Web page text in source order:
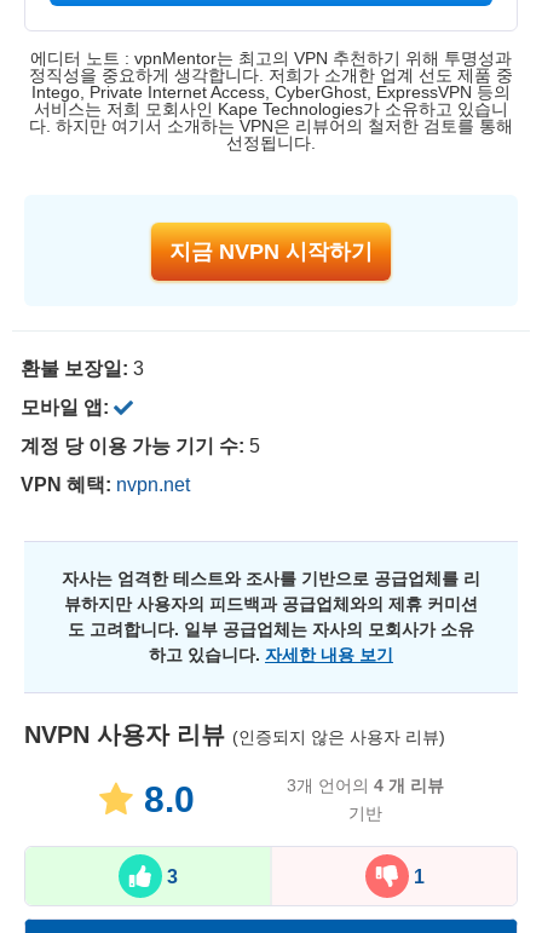
에디터 노트 : vpnMentor는 최고의 VPN 추천하기 위해 투명성과
정직성을 중요하게 생각합니다. 저희가 소개한 업계 선도 제품 중
Intego, Private Internet Access, CyberGhost, ExpressVPN 등의
서비스는 저희 모회사인 Kape Technologies가 소유하고 있습니
다. 하지만 여기서 소개하는 VPN은 리뷰어의 철저한 검토를 통해
선정됩니다.
지금 NVPN 시작하기
환불 보장일: 3
모바일 앱:
계정 당 이용 가능 기기 수: 5
VPN 혜택: nvpn.net
자사는 엄격한 테스트와 조사를 기반으로 공급업체를 리
뷰하지만 사용자의 피드백과 공급업체와의 제휴 커미션
도 고려합니다. 일부 공급업체는 자사의 모회사가 소유
하고 있습니다. 자세한 내용 보기
NVPN 사용자 리뷰 (인증되지 않은 사용자 리뷰)
8.0 3개 언어의 4 개 리뷰
기반
3 1